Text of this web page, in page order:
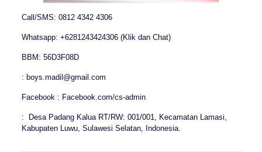
Call/SMS: 0812 4342 4306
Whatsapp: +6281243424306 (Klik dan Chat)
BBM: 56D3F08D
: boys.madil@gmail.com
Facebook : Facebook.com/cs-admin
: Desa Padang Kalua RT/RW: 001/001, Kecamatan Lamasi,
Kabupaten Luwu, Sulawesi Selatan, Indonesia.